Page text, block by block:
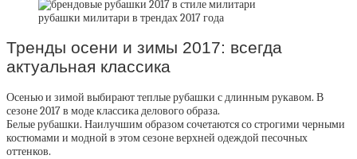
рубашки милитари в трендах 2017 года
Тренды осени и зимы 2017: всегда
актуальная классика
Осенью и зимой выбирают теплые рубашки с длинным рукавом. В
сезоне 2017 в моде классика делового образа.
Белые рубашки. Наилучшим образом сочетаются со строгими черными
костюмами и модной в этом сезоне верхней одеждой песочных
оттенков.